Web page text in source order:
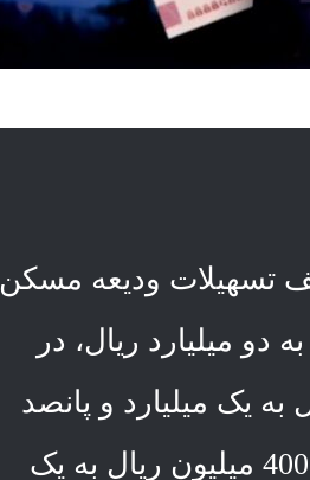
تسهیلات ودیعه مسکن
دو میلیارد ریال، در
میلیون ریال به یک میلیارد و پانصد
میلیون ریال و در سایر شهرها از 400 میلیون ریال به یک